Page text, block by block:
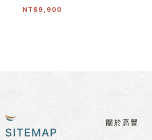
NT$9,900
SITEMAP
關於高豐